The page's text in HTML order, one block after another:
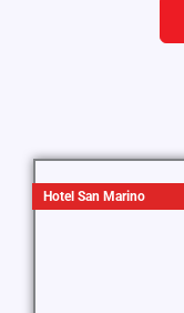
Hotel San Marino